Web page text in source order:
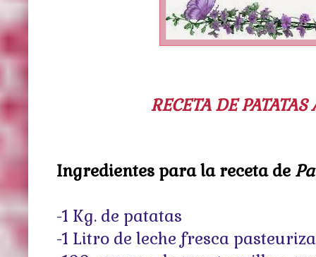
RECETA DE PATATAS
Ingredientes para la receta de
-1 Kg. de patatas
-1 Litro de leche fresca